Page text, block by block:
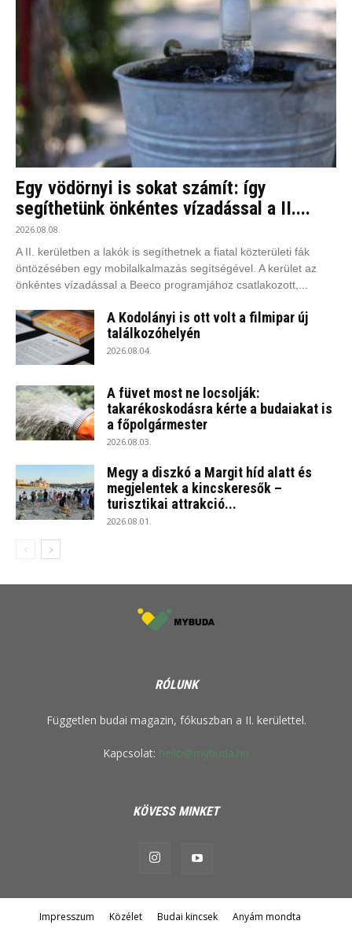
Egy vödörnyi is sokat számít: így
segíthetünk önkéntes vízadással a II....
2026.08.08.
A II. kerületben a lakók is segíthetnek a fiatal közterületi fák
öntözésében egy mobilalkalmazás segítségével. A kerület az
önkéntes vízadással a Beeco programjához csatlakozott,...
A Kodolányi is ott volt a filmipar új
találkozóhelyén
2026.08.04.
A füvet most ne locsolják:
takarékoskodásra kérte a budaiakat is
a főpolgármester
2026.08.03.
Megy a diszkó a Margit híd alatt és
megjelentek a kincskeresők –
turisztikai attrakció...
2026.08.01.
RÓLUNK
Független budai magazin, fókuszban a II. kerülettel.
Kapcsolat: hello@mybuda.hu
KÖVESS MINKET
Impresszum Közélet Budai kincsek
Anyám mondta